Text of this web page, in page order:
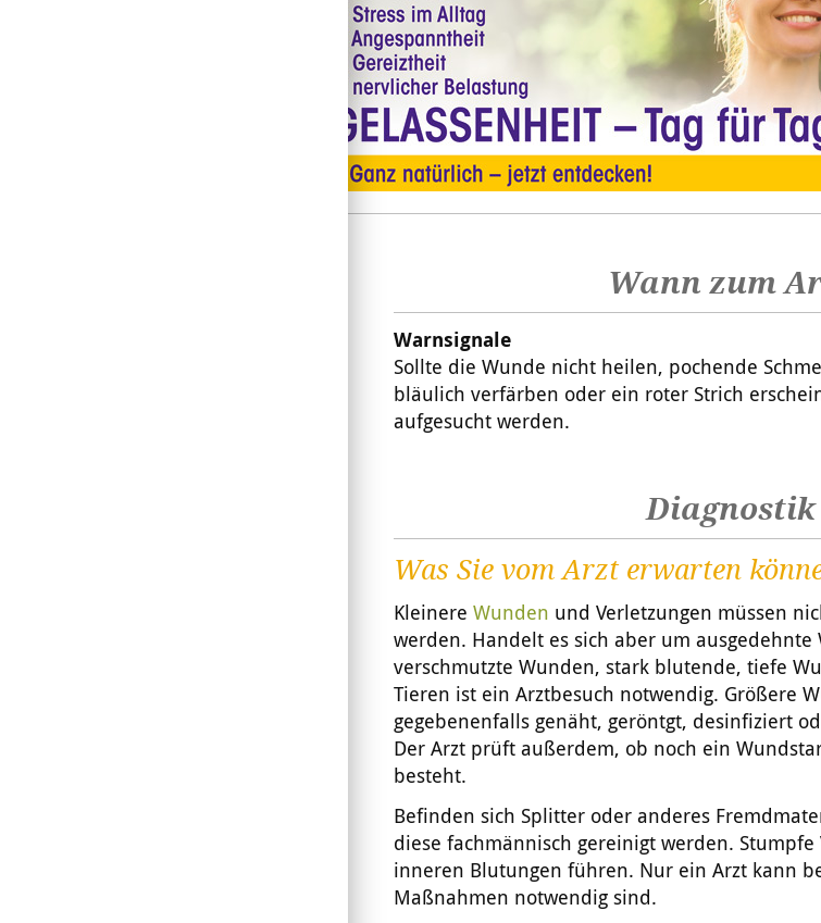
Wann zum
Warnsignale
Sollte die Wunde nicht heilen, pochende
bläulich verfärben oder ein roter Strich
aufgesucht werden.
Diagnostik
Was Sie vom Arzt erwarten
Kleinere Wunden und Verletzungen müssen
werden. Handelt es sich aber um ausgedehnte
verschmutzte Wunden, stark blutende, tiefe
Tieren ist ein Arztbesuch notwendig. Größere
gegebenenfalls genäht, geröntgt, desinfiziert
Der Arzt prüft außerdem, ob noch ein
besteht.
Befinden sich Splitter oder anderes
diese fachmännisch gereinigt werden.
inneren Blutungen führen. Nur ein Arzt kann
Maßnahmen notwendig sind.